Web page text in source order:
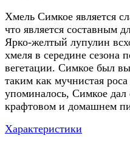
Хмель Симкое является
что является составным
Ярко-желтый лупулин
хмеля в середине сезона
вегетации. Симкое был
таким как мучнистая
упоминалось, Симкое дал
крафтовом и домашнем
Характеристики